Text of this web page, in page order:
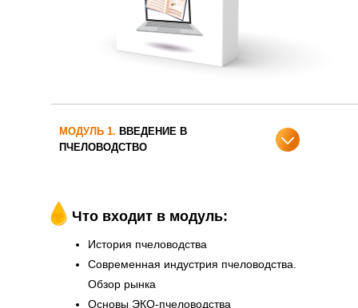
МОДУЛЬ 1. ВВЕДЕНИЕ В
ПЧЕЛОВОДСТВО
Что входит в модуль:
История пчеловодства
Современная индустрия пчеловодства.
Обзор рынка
Основы ЭКО-пчеловодства